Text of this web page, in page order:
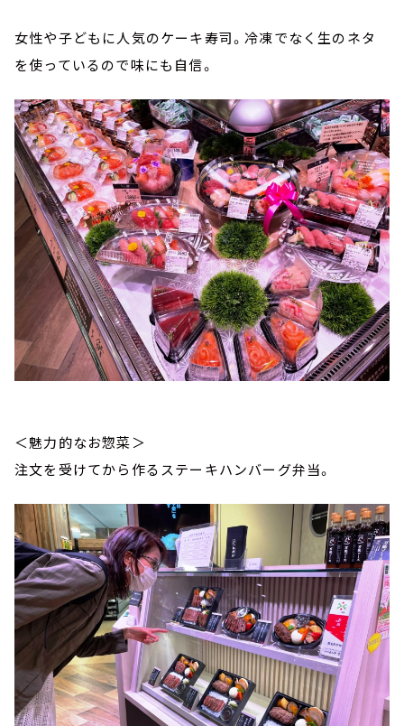
女性や子どもに人気のケーキ寿司。冷凍でなく生のネタ
を使っているので味にも自信。
＜魅力的なお惣菜＞
注文を受けてから作るステーキハンバーグ弁当。